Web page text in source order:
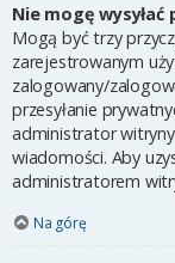
Nie mogę
Mogą być trzy
zarejestrowanym
zalogowany/
przesyłanie
administrator witryny
wiadomości. Aby
administratorem
Na górę